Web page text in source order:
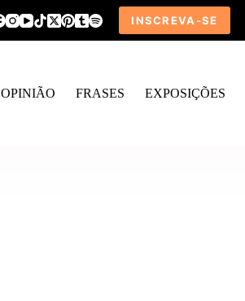
INSCREVA-SE
OPINIÃO FRASES EXPOSIÇÕES